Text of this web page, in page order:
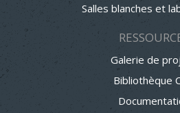
Salles blanches et
Galerie de
Bibliothèque